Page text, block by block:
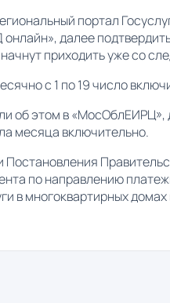
портал
далее
приходить уже со
с 1 по 19 число
об этом в «МосОблЕИРЦ»,
месяца включительно.
по направлению
в многоквартирных домах